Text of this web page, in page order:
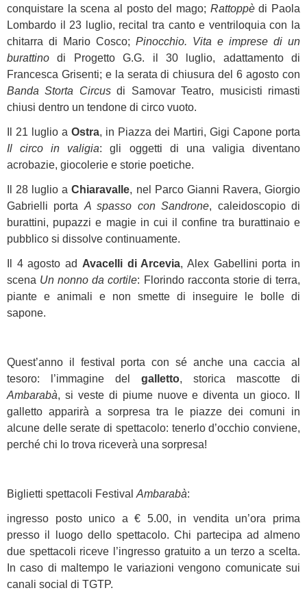
conquistare la scena al posto del mago; Rattoppèdi Paola
Lombardo il 23 luglio, recital tra canto e ventriloquia con la
chitarra di Mario Cosco; Pinocchio. Vita e imprese di un
burattino di Progetto G.G. il 30 luglio, adattamento di
Francesca Grisenti; e la serata di chiusura del 6 agosto con
Banda Storta Circusdi Samovar Teatro, musicisti rimasti
chiusi dentro un tendone di circo vuoto.
Il 21 luglio a Ostra, in Piazza dei Martiri, Gigi Capone porta
Il circo in valigia: gli oggetti di una valigia diventano
acrobazie, giocolerie e storie poetiche.
Il 28 luglio aChiaravalle, nel Parco Gianni Ravera, Giorgio
Gabrielli porta A spasso con Sandrone, caleidoscopio di
burattini, pupazzi e magie in cui il confine tra burattinaio e
pubblico si dissolve continuamente.
Il 4 agosto ad Avacelli di Arcevia, Alex Gabellini porta in
scena Un nonno da cortile: Florindo racconta storie di terra,
piante e animali e non smette di inseguire le bolle di
sapone.
Quest’anno il festival porta con sé anche una caccia al
tesoro: l’immagine del galletto, storica mascotte di
Ambarabà, si veste di piume nuove e diventa un gioco. Il
galletto apparirà a sorpresa tra le piazze dei comuni in
alcune delle serate di spettacolo: tenerlo d’occhio conviene,
perché chi lo trova riceverà una sorpresa!
Biglietti spettacoli Festival Ambarabà:
ingresso posto unico a € 5.00, in vendita un’ora prima
presso il luogo dello spettacolo. Chi partecipa ad almeno
due spettacoli riceve l’ingresso gratuito a un terzo a scelta.
In caso di maltempo le variazioni vengono comunicate sui
canali social di TGTP.